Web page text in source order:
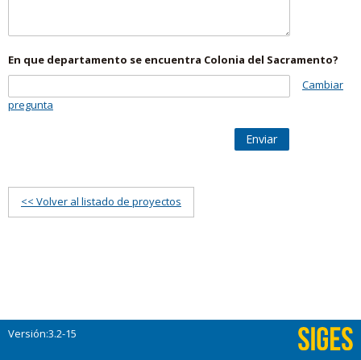
En que departamento se encuentra Colonia del Sacramento?
Cambiar
pregunta
Enviar
<< Volver al listado de proyectos
Versión:3.2-15